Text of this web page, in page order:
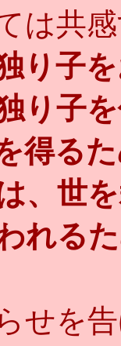
は共
り子
り子
得る
、世
れる
せを